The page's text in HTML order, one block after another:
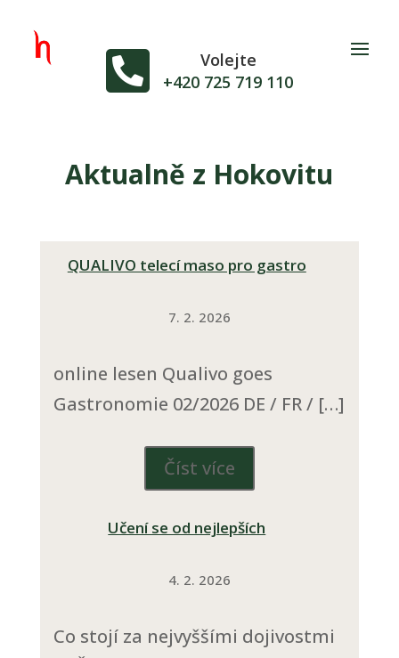

Volejte
+420 725 719 110
Aktualně z Hokovitu
QUALIVO telecí maso pro gastro
7. 2. 2026
online lesen Qualivo goes
Gastronomie 02/2026 DE / FR / […]
Číst více
Učení se od nejlepších
4. 2. 2026
Co stojí za nejvyššími dojivostmi